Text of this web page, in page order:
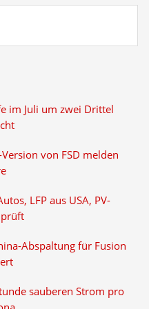
im Juli um zwei Drittel
von FSD melden
LFP aus USA, PV-
prüft
Abspaltung für Fusion
sauberen Strom pro